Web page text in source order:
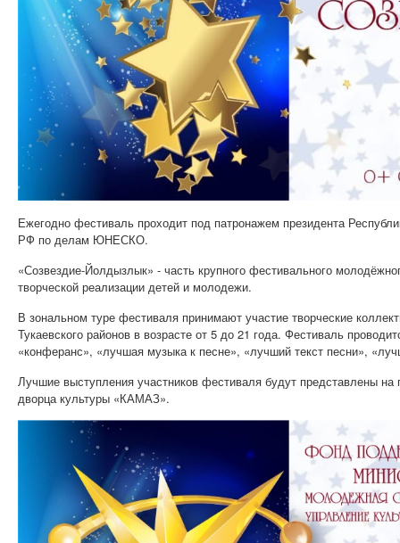
Ежегодно фестиваль проходит под патронажем президента
РФ по делам ЮНЕСКО.
«Созвездие-Йолдызлык» - часть крупного фестивального
творческой реализации детей и молодежи.
В зональном туре фестиваля принимают участие творческие
Тукаевского районов в возрасте от 5 до 21 года. Фестиваль
«конферанс», «лучшая музыка к песне», «лучший текст песни»,
Лучшие выступления участников фестиваля будут представлены на
дворца культуры «КАМАЗ».